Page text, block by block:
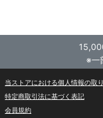
※一
当ストアにおける個人情報の取
特定商取引法に基づく表記
会員規約